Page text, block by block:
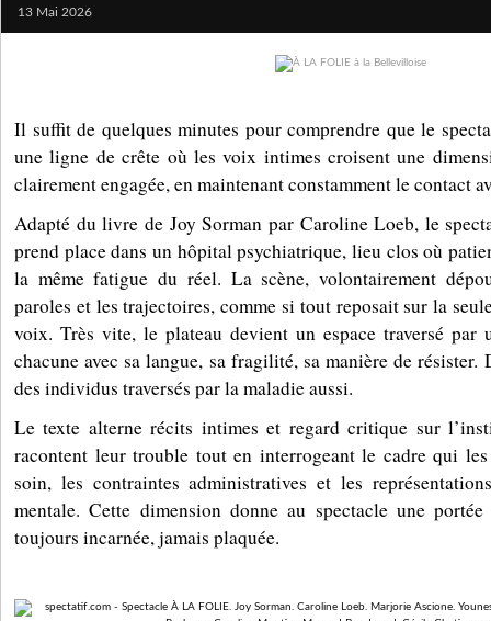
13 Mai 2026
Il suffit de quelques minutes pour comprendre que le
une ligne de crête où les voix intimes croisent une
clairement engagée, en maintenant constamment le contact
Adapté du livre de Joy Sorman par Caroline Loeb, le
prend place dans un hôpital psychiatrique, lieu clos où
la même fatigue du réel. La scène, volontairement
paroles et les trajectoires, comme si tout reposait sur la
voix. Très vite, le plateau devient un espace traversé par
chacune avec sa langue, sa fragilité, sa manière de résister.
des individus traversés par la maladie aussi.
Le texte alterne récits intimes et regard critique sur
racontent leur trouble tout en interrogeant le cadre qui
soin, les contraintes administratives et les
mentale. Cette dimension donne au spectacle une
toujours incarnée, jamais plaquée.